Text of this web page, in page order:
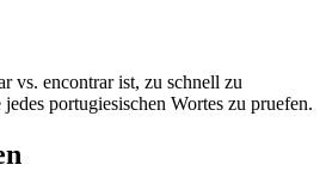
vs. encontrar ist, zu schnell zu
portugiesischen Wortes zu pruefen.